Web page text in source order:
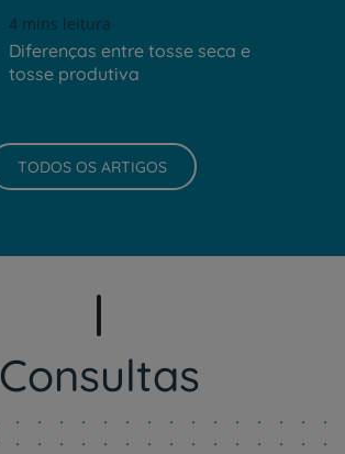
4 mins leitura
Diferenças entre tosse seca e
tosse produtiva
TODOS OS ARTIGOS
Consultas